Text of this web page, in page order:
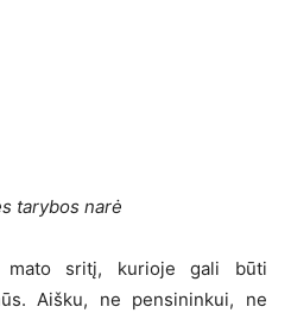
tarybos narė
mato sritį, kurioje gali būti
Aišku, ne pensininkui, ne